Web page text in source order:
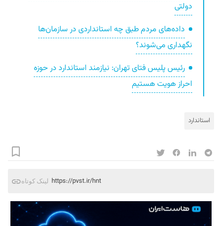
دولتی
داده‌های مردم طبق چه استانداردی در سازمان‌ها
نگهداری می‌شوند؟
رئیس پلیس فتای تهران: نیازمند استاندارد در حوزه
احراز هویت هستیم
استاندارد
لینک کوتاه https://pvst.ir/hnt